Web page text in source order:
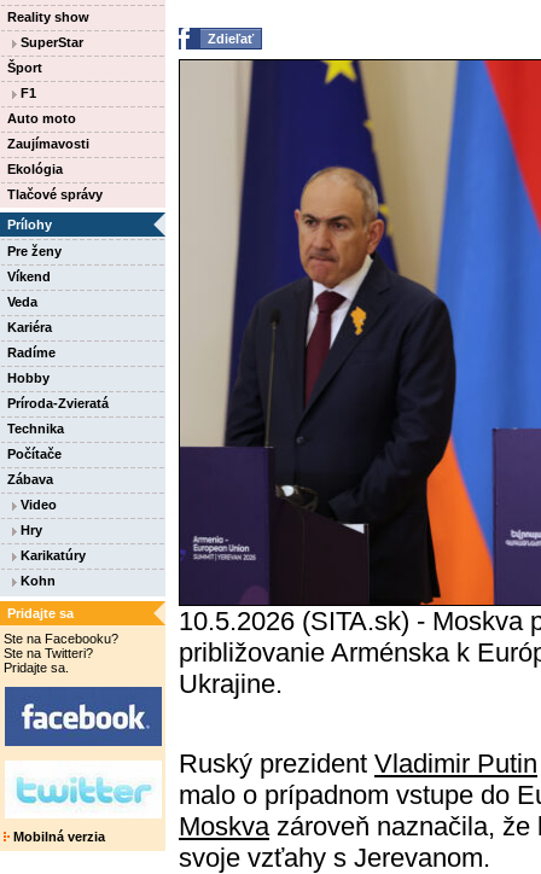
Reality show
SuperStar
Šport
F1
Auto moto
Zaujímavosti
Ekológia
Tlačové správy
Prílohy
Pre ženy
Víkend
Veda
Kariéra
Radíme
Hobby
Príroda-Zvieratá
Technika
Počítače
Zábava
Video
Hry
Karikatúry
Kohn
Pridajte sa
Ste na Facebooku?
Ste na Twitteri?
Pridajte sa.
Mobilná verzia
Zdieľať
10.5.2026 (SITA.sk) - Moskva
približovanie Arménska k
Ukrajine.
Ruský prezident Vladimir Putin
malo o prípadnom vstupe do
Moskva zároveň naznačila,
svoje vzťahy s Jerevanom.